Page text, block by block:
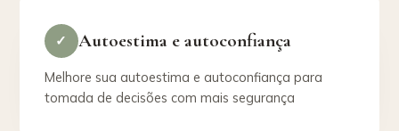
✓ Autoestima e autoconfiança
Melhore sua autoestima e autoconfiança para
tomada de decisões com mais segurança